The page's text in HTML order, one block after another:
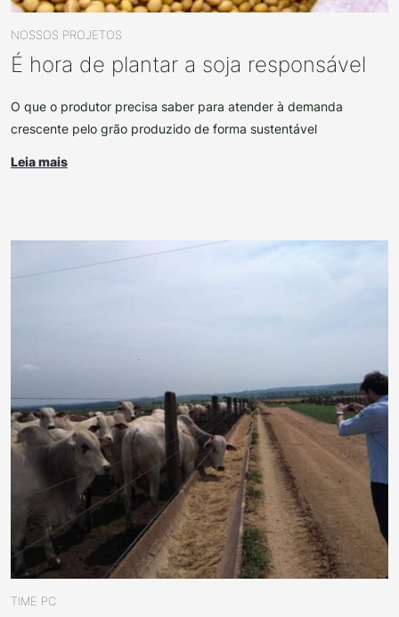
NOSSOS PROJETOS
É hora de plantar a soja responsável
O que o produtor precisa saber para atender à demanda
crescente pelo grão produzido de forma sustentável
Leia mais
TIME PC